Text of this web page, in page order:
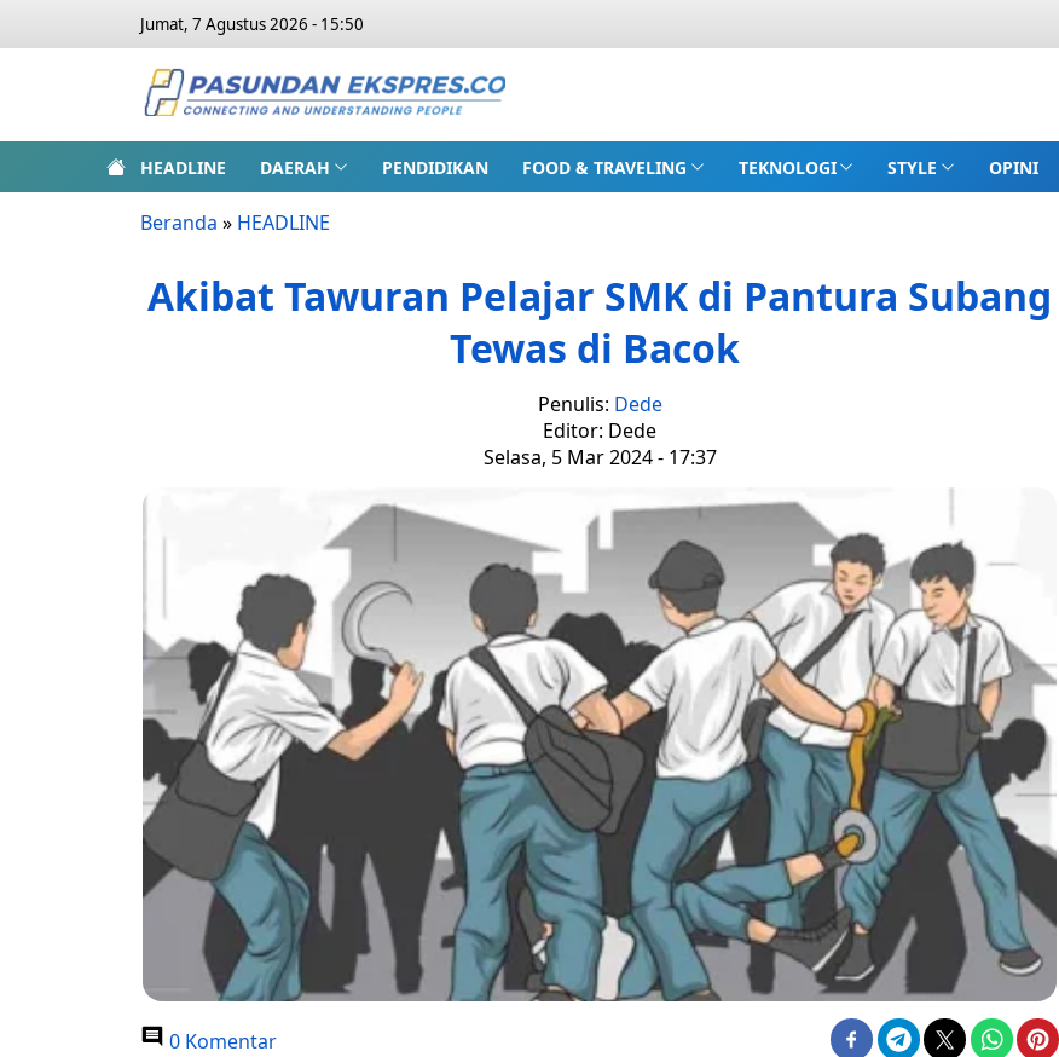
Jumat, 7 Agustus 2026 - 15:50
HEADLINE DAERAH PENDIDIKAN FOOD & TRAVELING TEKNOLOGI STYLE OPINI
Beranda » HEADLINE
Akibat Tawuran Pelajar SMK di Pantura Subang
Tewas di Bacok
Penulis: Dede
Editor: Dede
Selasa, 5 Mar 2024 - 17:37
0 Komentar